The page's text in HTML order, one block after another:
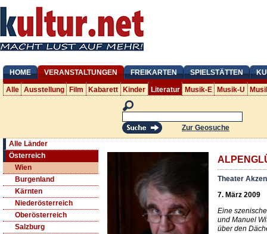
HOME VERANSTALTUNGEN FREIKARTEN SPIELSTÄTTEN
Alle Ausstellung Film Kabarett Kinder Literatur Musik-E Musik-U
Zur Geosuche
Alle Länder
Österreich
Wien
Burgenland
Kärnten
Niederösterreich
Oberösterreich
Salzburg
Theater
7. März 2009
Eine
und Manuel
über den